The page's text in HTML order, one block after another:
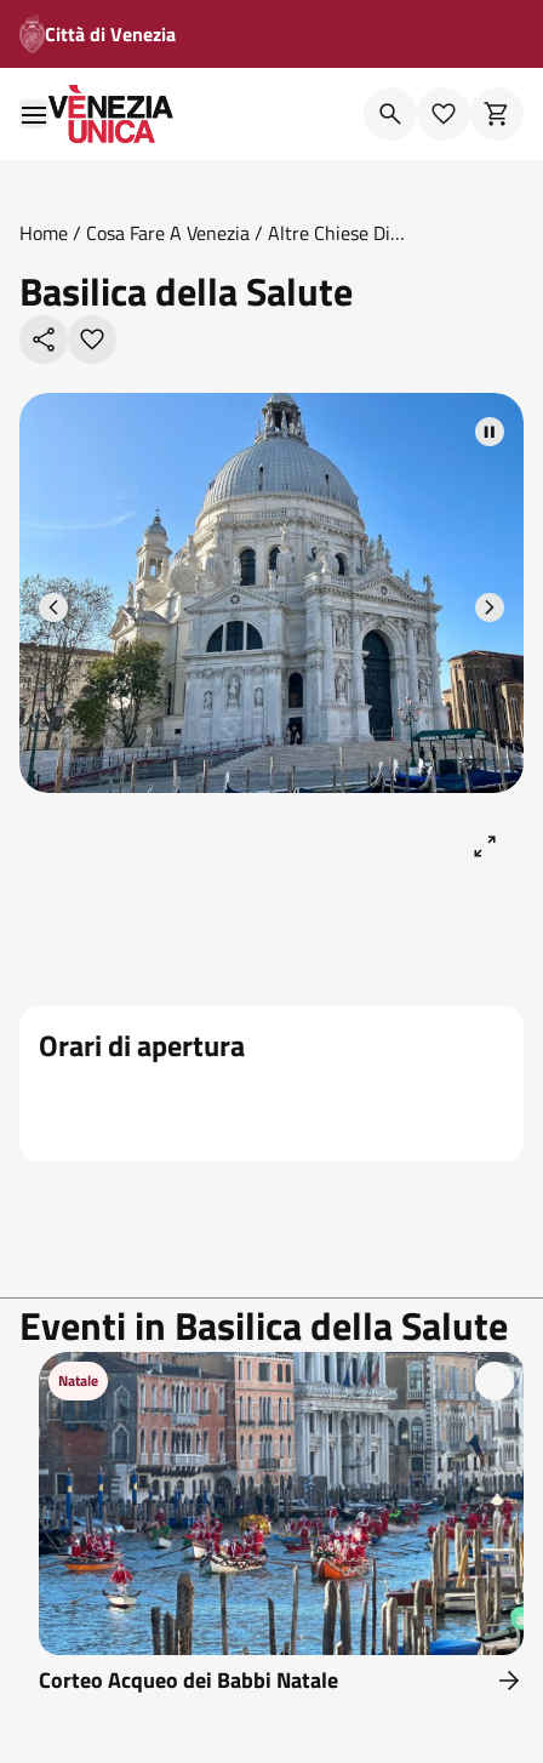
Città di Venezia
Home/ Cosa Fare A Venezia/ Altre Chiese Di
Basilica della Salute
Orari di apertura
Eventi in Basilica della Salute
Natale
Corteo Acqueo dei Babbi Natale